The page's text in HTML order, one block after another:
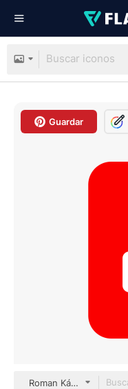
Guardar
Roman Káčerek Flat